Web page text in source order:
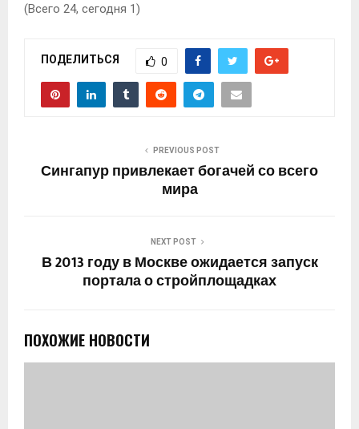
(Всего 24, сегодня 1)
ПОДЕЛИТЬСЯ 0
PREVIOUS POST
Сингапур привлекает богачей со всего
мира
NEXT POST
В 2013 году в Москве ожидается запуск
портала о стройплощадках
ПОХОЖИЕ НОВОСТИ